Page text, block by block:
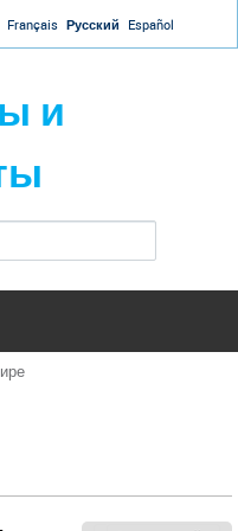
Français Русский Español
и